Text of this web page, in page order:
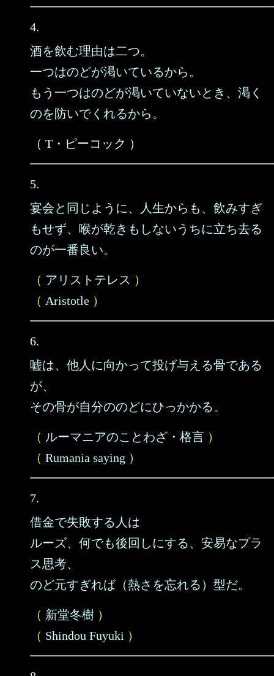
4.
酒を飲む理由は二つ。
一つはのどが渇いているから。
もう一つはのどが渇いていないとき、渇く
のを防いでくれるから。
（ T・ピーコック ）
5.
宴会と同じように、人生からも、飲みすぎ
もせず、喉が乾きもしないうちに立ち去る
のが一番良い。
（ アリストテレス ）
（ Aristotle ）
6.
嘘は、他人に向かって投げ与える骨である
が、
その骨が自分ののどにひっかかる。
（ ルーマニアのことわざ・格言 ）
（ Rumania saying ）
7.
借金で失敗する人は
ルーズ、何でも後回しにする、安易なプラ
ス思考、
のど元すぎれば（熱さを忘れる）型だ。
（ 新堂冬樹 ）
（ Shindou Fuyuki ）